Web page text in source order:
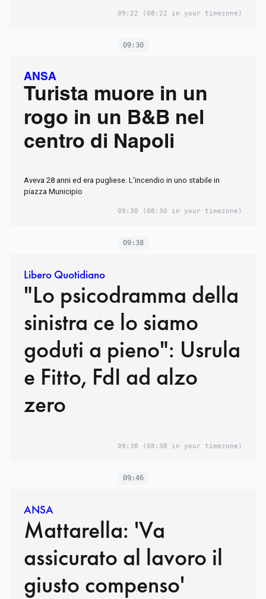
09:22 (08:22 in your timezone)
09:30
ANSA
Turista muore in un
rogo in un B&B nel
centro di Napoli
Aveva 28 anni ed era pugliese. L'incendio in uno stabile in
piazza Municipio
09:30 (08:30 in your timezone)
09:38
Libero Quotidiano
"Lo psicodramma della
sinistra ce lo siamo
goduti a pieno": Usrula
e Fitto, FdI ad alzo
zero
09:38 (08:38 in your timezone)
09:46
ANSA
Mattarella: 'Va
assicurato al lavoro il
giusto compenso'